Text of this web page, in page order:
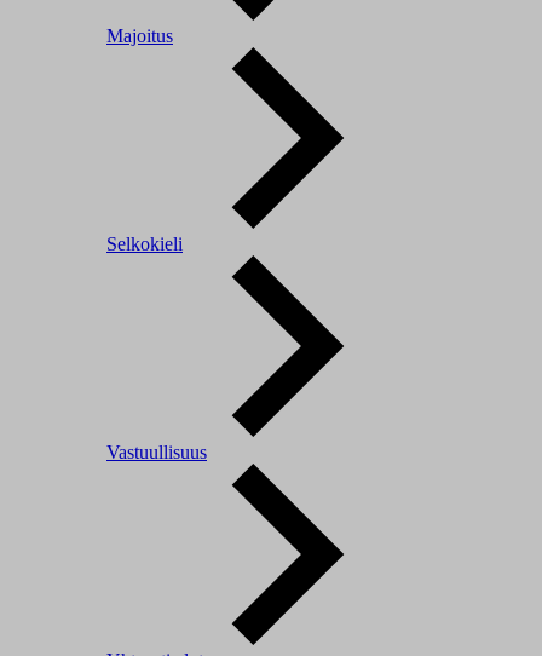
Majoitus
Selkokieli
Vastuullisuus